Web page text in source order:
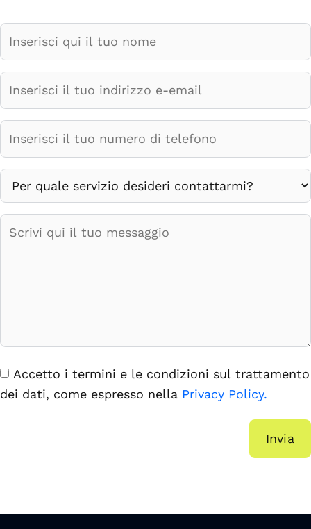
Accetto i termini e le condizioni sul trattamento
dei dati, come espresso nella Privacy Policy.